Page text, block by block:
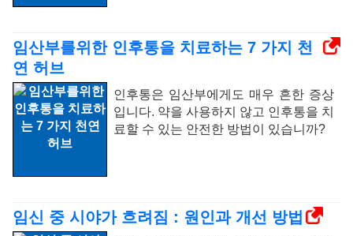
임산부를위한 인후통을 치료하는 7 가지 천
연 허브
인후통은 임산부에게도 매우 흔한 증상
입니다. 약을 사용하지 않고 인후통을 치
료할 수 있는 안전한 방법이 있습니까?
임신 중 시야가 흐려짐 : 원인과 개선 방법